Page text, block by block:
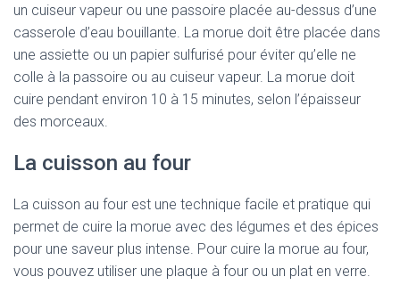
un cuiseur vapeur ou une passoire placée au-dessus d’une
casserole d’eau bouillante. La morue doit être placée dans
une assiette ou un papier sulfurisé pour éviter qu’elle ne
colle à la passoire ou au cuiseur vapeur. La morue doit
cuire pendant environ 10 à 15 minutes, selon l’épaisseur
des morceaux.
La cuisson au four
La cuisson au four est une technique facile et pratique qui
permet de cuire la morue avec des légumes et des épices
pour une saveur plus intense. Pour cuire la morue au four,
vous pouvez utiliser une plaque à four ou un plat en verre.